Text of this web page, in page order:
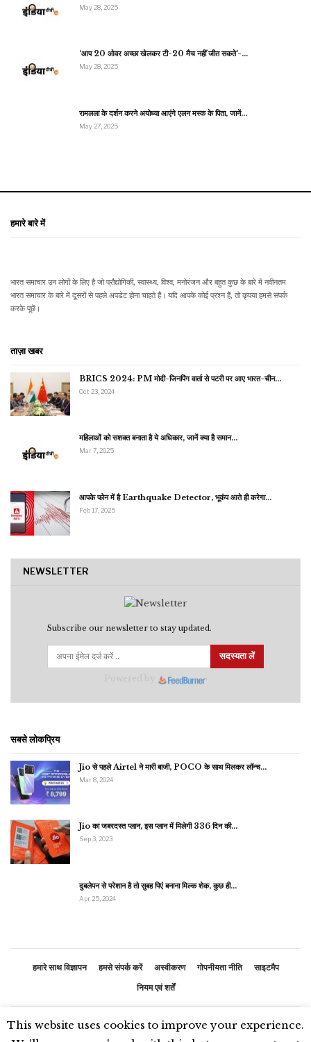
May 28, 2025
‘आप 20 ओवर अच्छा खेलकर टी-20 मैच नहीं जीत सकते’-…
May 28, 2025
रामलला के दर्शन करने अयोध्या आएंगे एलन मस्क के पिता, जानें…
May 27, 2025
हमारे बारे में
भारत समाचार उन लोगों के लिए है जो प्रौद्योगिकी, स्वास्थ्य, विश्व, मनोरंजन और बहुत कुछ के बारे में नवीनतम
भारत समाचार के बारे में दूसरों से पहले अपडेट होना चाहते हैं। यदि आपके कोई प्रश्न हैं, तो कृपया हमसे संपर्क
करके पूछें।
ताज़ा खबर
BRICS 2024: PM मोदी-जिनपिंग वार्ता से पटरी पर आए भारत-चीन…
Oct 23, 2024
महिलाओं को सशक्त बनाता है ये अधिकार, जानें क्या है समान…
Mar 7, 2025
आपके फोन में है Earthquake Detector, भूकंप आते ही करेगा…
Feb 17, 2025
NEWSLETTER
Subscribe our newsletter to stay updated.
सदस्यता लें
सबसे लोकप्रिय
Jio से पहले Airtel ने मारी बाजी, POCO के साथ मिलकर लॉन्च…
Mar 8, 2024
Jio का जबरदस्त प्लान, इस प्लान में मिलेगी 336 दिन की…
Sep 3, 2023
दुबलेपन से परेशान है तो सुबह पिएं बनाना मिल्क शेक, कुछ ही…
Apr 25, 2024
हमारे साथ विज्ञापन हमसे संपर्क करें अस्वीकरण गोपनीयता नीति
साइटमैप
नियम एवं शर्तें
© 2026 - भारतीय समाचार. सर्वाधिकार सुरक्षित
This website uses cookies to improve your experience.